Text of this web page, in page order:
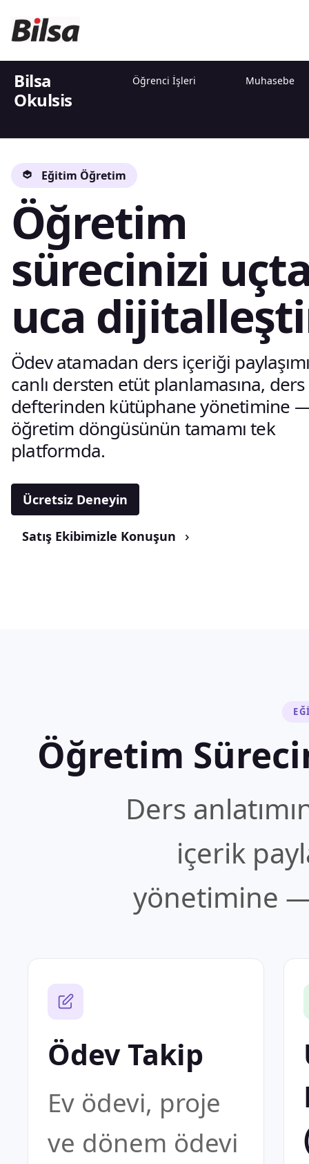
Bilsa
Okulsis
Öğrenci İşleri Muhasebe
Eğitim Öğretim
Öğretim
sürecinizi
uca
Ödev atamadan ders içeriği
canlı dersten etüt planlamasına, ders
defterinden kütüphane yönetimine
öğretim döngüsünün tamamı tek
platformda.
Ücretsiz Deneyin
Satış Ekibimizle Konuşun
Öğretim
Ders
içerik
yönetimine
Ödev Takip
Ev ödevi, proje
ve dönem ödevi